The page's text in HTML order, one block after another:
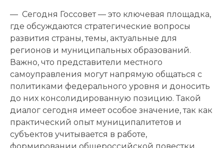
— Сегодня Госсовет — это ключевая площадка,
где обсуждаются стратегические вопросы
развития страны, темы, актуальные для
регионов и муниципальных образований.
Важно, что представители местного
самоуправления могут напрямую общаться с
политиками федерального уровня и доносить
до них консолидированную позицию. Такой
диалог сегодня имеет особое значение, так как
практический опыт муниципалитетов и
субъектов учитывается в работе,